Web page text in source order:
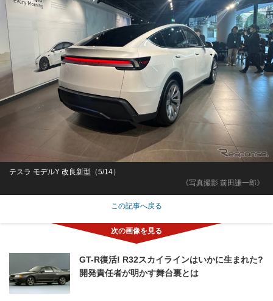
《写真撮影 前田謙一郎》
テスラ モデルY 改良新型（5/14）
この記事へ戻る
GT-R復活! R32スカイラインはいかに生まれた?
開発責任者が明かす舞台裏とは